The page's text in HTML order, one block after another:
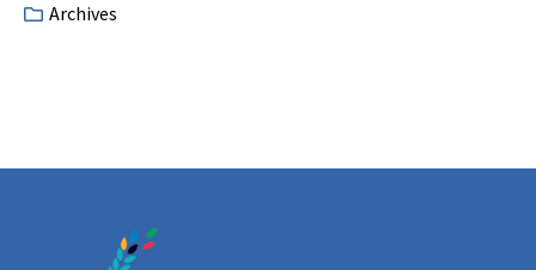
Archives